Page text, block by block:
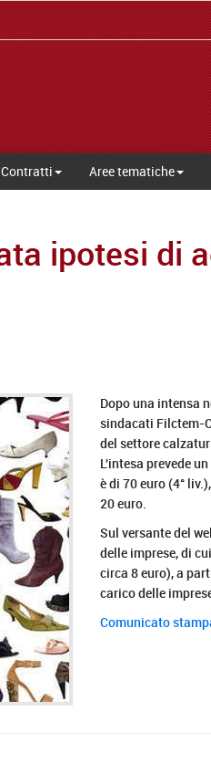
Contratti Aree tematiche
ipotesi di
Dopo una intensa
sindacati Filctem-
del settore
L'intesa prevede
è di 70 euro (4°
20 euro.
Sul versante del
delle imprese, di
circa 8 euro), a
carico delle
Comunicato